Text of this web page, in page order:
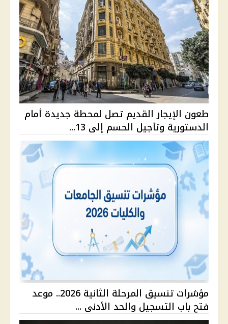
طعون الإيجار القديم تصل لمحطة جديدة أمام
الدستورية وتأجيل الحسم إلى 13...
مؤشرات تنسيق المرحلة الثانية 2026.. موعد
فتح باب التسجيل والحد الأدنى ...